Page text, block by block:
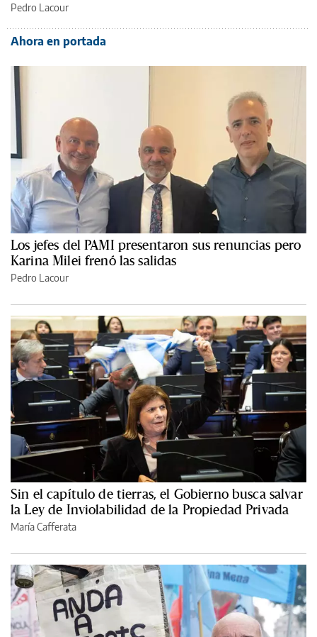
Pedro Lacour
Ahora en portada
Los jefes del PAMI presentaron sus renuncias pero
Karina Milei frenó las salidas
Pedro Lacour
Sin el capítulo de tierras, el Gobierno busca salvar
la Ley de Inviolabilidad de la Propiedad Privada
María Cafferata